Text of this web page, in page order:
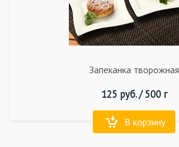
Запеканка творожная
125 руб. /500 г
В корзину